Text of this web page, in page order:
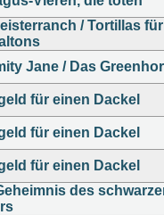
/ Tortillas für
Jane / Das
für einen Dackel
für einen Dackel
für einen Dackel
des